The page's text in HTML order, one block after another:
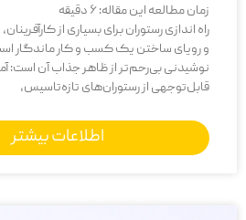
زمان مطالعه این مقاله:6 دقیقه
راه اندازی رستوران برای بسیاری از
و رویای ساختن یک کسب و کار ماندگار
نوشیدنی بی‌رحم‌تر از ظاهر جذاب آن است:
قابل‌توجهی از رستوران‌های تازه‌تاسیس،
اطلاعات بیشتر